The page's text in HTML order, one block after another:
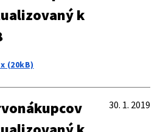
k
(20kB)
30. 1. 2019